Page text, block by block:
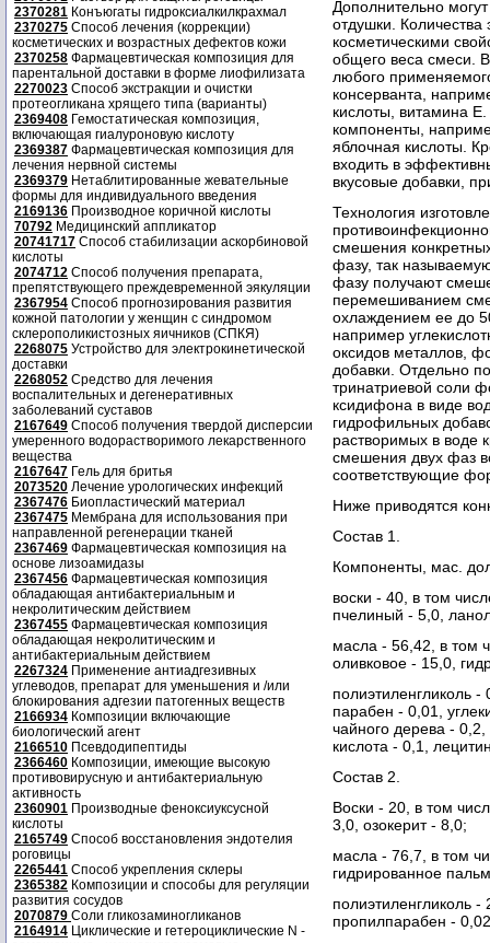
2370281 Конъюгаты гидроксиалкилкрахмал
2370275 Способ лечения (коррекции)
косметических и возрастных дефектов кожи
2370258 Фармацевтическая композиция для
парентальной доставки в форме лиофилизата
2270023 Способ экстракции и очистки
протеогликана хрящего типа (варианты)
2369408 Гемостатическая композиция,
включающая гиалуроновую кислоту
2369387 Фармацевтическая композиция для
лечения нервной системы
2369379 Нетаблитированные жевательные
формы для индивидуального введения
2169136 Производное коричной кислоты
70792 Медицинский аппликатор
20741717 Способ стабилизации аскорбиновой
кислоты
2074712 Способ получения препарата,
препятствующего преждевременной эякуляции
2367954 Способ прогнозирования развития
кожной патологии у женщин с синдромом
склерополикистозных яичников (СПКЯ)
2268075 Устройство для электрокинетической
доставки
2268052 Средство для лечения
воспалительных и дегенеративных
заболеваний суставов
2167649 Способ получения твердой дисперсии
умеренного водорастворимого лекарственного
вещества
2167647 Гель для бритья
2073520 Лечение урологических инфекций
2367476 Биопластический материал
2367475 Мембрана для использования при
направленной регенерации тканей
2367469 Фармацевтическая композиция на
основе лизоамидазы
2367456 Фармацевтическая композиция
обладающая антибактериальным и
некролитическим действием
2367455 Фармацевтическая композиция
обладающая некролитическим и
антибактериальным действием
2267324 Применение антиадгезивных
углеводов, препарат для уменьшения и /или
блокирования адгезии патогенных веществ
2166934 Композиции включающие
биологический агент
2166510 Псевдодипептиды
2366460 Композиции, имеющие высокую
противовирусную и антибактериальную
активность
2360901 Производные феноксиуксусной
кислоты
2165749 Способ восстановления эндотелия
роговицы
2265441 Способ укрепления склеры
2365382 Композиции и способы для регуляции
развития сосудов
2070879 Соли гликозаминогликанов
2164914 Циклические и гетероциклические N -
Дополнительно
отдушки. Количества
косметическими
общего веса смеси.
любого
консерванта,
кислоты, витамина
компоненты,
яблочная кислоты.
входить в
вкусовые добавки,
Технология
смешения
фазу, так
фазу получают
перемешиванием
охлаждением ее до
например
оксидов металлов,
добавки. Отдельно
тринатриевой соли
ксидифона в виде
гидрофильных
растворимых в воде
смешения двух фаз
соответствующие
Ниже приводятся
Состав 1.
Компоненты, мас.
воски - 40, в том
пчелиный - 5,0,
масла - 56,42, в том
оливковое - 15,0,
полиэтиленгликоль
парабен - 0,01,
чайного дерева -
кислота - 0,1,
Состав 2.
Воски - 20, в том
3,0, озокерит - 8,0;
масла - 76,7, в том
гидрированное
полиэтиленгликоль
пропилпарабен -